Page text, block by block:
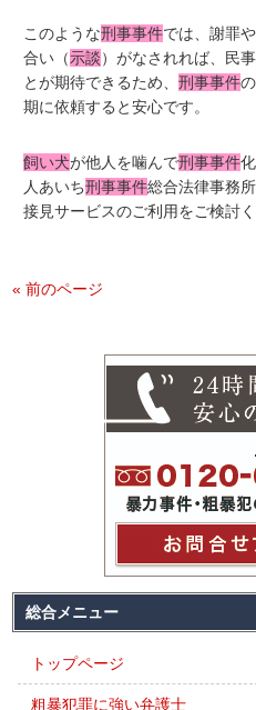
このような刑事事件では、謝罪
合い（示談）がなされれば、民
とが期待できるため、刑事事件の
期に依頼すると安心です。
飼い犬が他人を噛んで刑事事件
人あいち刑事事件総合法律事務
接見サービスのご利用をご検討く
« 前のページ
総合メニュー
トップページ
粗暴犯罪に強い弁護士